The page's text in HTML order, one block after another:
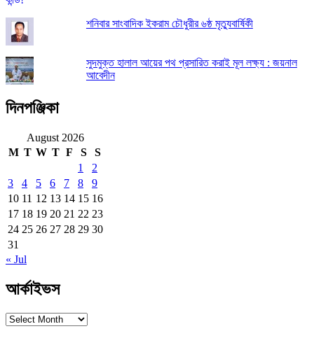
শনিবার সাংবাদিক ইকরাম চৌধুরীর ৬ষ্ঠ মৃত্যুবার্ষিকী
সুদমুক্ত হালাল আয়ের পথ প্রসারিত করাই মূল লক্ষ্য : জয়নাল
আবেদীন
দিনপঞ্জিকা
August 2026
M T W T F S
S
1
2
3
4 5 6 7 8
9
10 11 12 13 14 15 16
17 18 19 20 21 22 23
24 25 26 27 28 29 30
31
« Jul
আর্কাইভস
আর্কাইভস